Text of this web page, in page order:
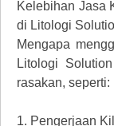
Kelebihan Jasa
di Litologi
Mengapa
Litologi
rasakan, seperti:
1. Pengerjaan